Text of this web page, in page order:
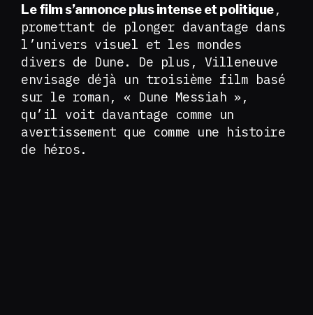
Le film s’annonce plus intense et politique,
promettant de plonger davantage dans
l’univers visuel et les mondes
divers de Dune. De plus, Villeneuve
envisage déjà un troisième film basé
sur le roman, « Dune Messiah »,
qu’il voit davantage comme un
avertissement que comme une histoire
de héros.